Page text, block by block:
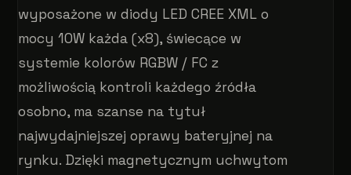
wyposażone w diody LED CREE XML o
mocy 10W każda (x8), świecące w
systemie kolorów RGBW / FC z
możliwością kontroli każdego źródła
osobno, ma szanse na tytuł
najwydajniejszej oprawy bateryjnej na
rynku. Dzięki magnetycznym uchwytom